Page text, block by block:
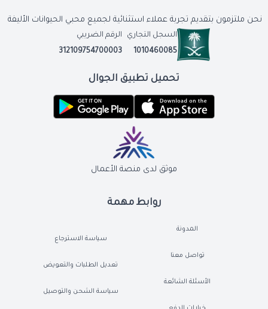
روابط مهمة
المدونة
تواصل معنا
الأسئلة الشائعة
سياسة الاسترجاع
تعديل الطلبات والتعويض
سياسة الشحن والتوصيل
نحن ملتزمون بتقديم تجربة عملاء استثنائية لجميع محبي الحيوانات الأليفة
السجل التجاري
1010460085
الرقم الضريبي
312109754700003
تحميل تطبيق الجوال
موثق لدى منصة الأعمال